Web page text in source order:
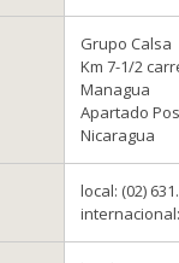
Grupo Calsa
Km 7-1/2
Managua
Apartado
Nicaragua
local: (02)